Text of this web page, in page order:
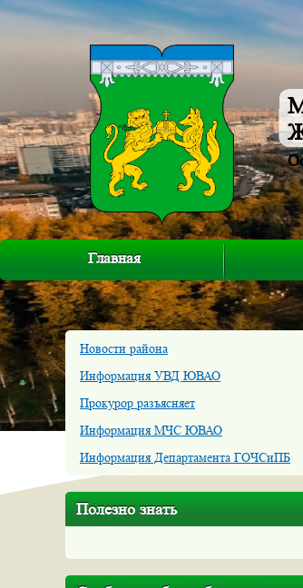
Главная
Новости района
Информация УВД ЮВАО
Прокурор разъясняет
Информация МЧС ЮВАО
Информация Департамента ГОЧСиПБ
Полезно знать